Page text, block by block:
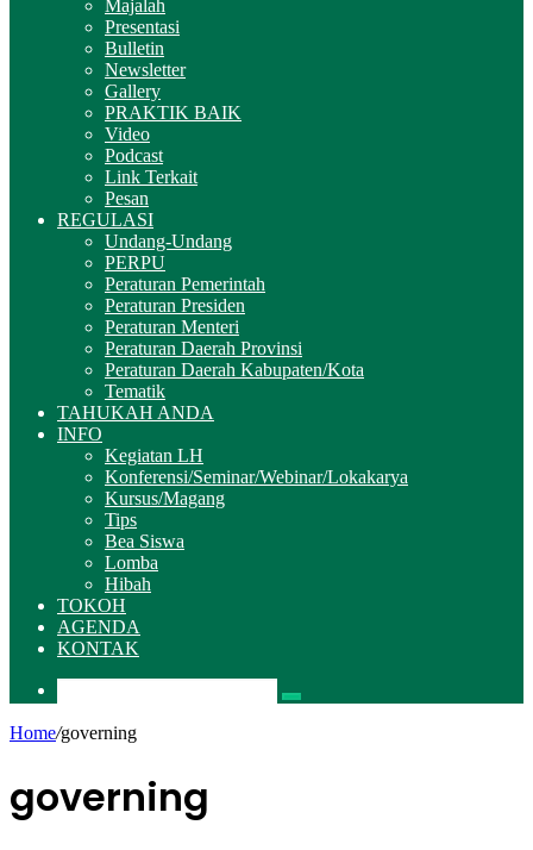
Majalah
Presentasi
Bulletin
Newsletter
Gallery
PRAKTIK BAIK
Video
Podcast
Link Terkait
Pesan
REGULASI
Undang-Undang
PERPU
Peraturan Pemerintah
Peraturan Presiden
Peraturan Menteri
Peraturan Daerah Provinsi
Peraturan Daerah Kabupaten/Kota
Tematik
TAHUKAH ANDA
INFO
Kegiatan LH
Konferensi/Seminar/Webinar/Lokakarya
Kursus/Magang
Tips
Bea Siswa
Lomba
Hibah
TOKOH
AGENDA
KONTAK
Pencarian
Home/governing
governing